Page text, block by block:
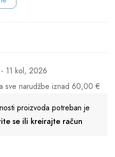
11 kol, 2026
sve narudžbe iznad 60,00 €
proizvoda potreban je
se ili kreirajte račun